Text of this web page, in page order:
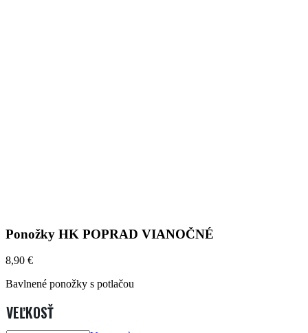
Ponožky HK POPRAD VIANOČNÉ
8,90 €
Bavlnené ponožky s potlačou
VEĽKOSŤ